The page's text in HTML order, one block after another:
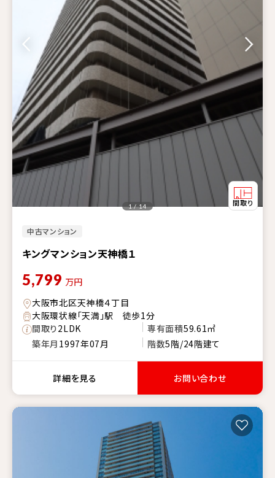
中古マンション
キングマンション天神橋１
1 / 14
5,799 万円
大阪市北区天神橋４丁目
大阪環状線「天満」駅 徒歩1分
間取り2LDK 専有面積59.61㎡
築年月 1997年07月 階数5階/24階建て
詳細を見る お問い合わせ